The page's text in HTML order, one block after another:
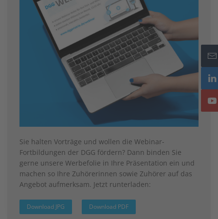
Sie halten Vorträge und wollen die Webinar-
Fortbildungen der DGG fördern? Dann binden Sie
gerne unsere Werbefolie in Ihre Präsentation ein und
machen so Ihre Zuhörerinnen sowie Zuhörer auf das
Angebot aufmerksam. Jetzt runterladen:
Download JPG Download PDF